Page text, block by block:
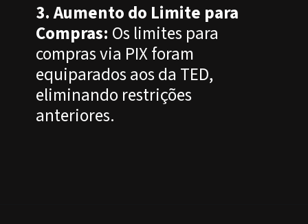
3. Aumento do Limite para
Compras: Os limites para
compras via PIX foram
equiparados aos da TED,
eliminando restrições
anteriores.